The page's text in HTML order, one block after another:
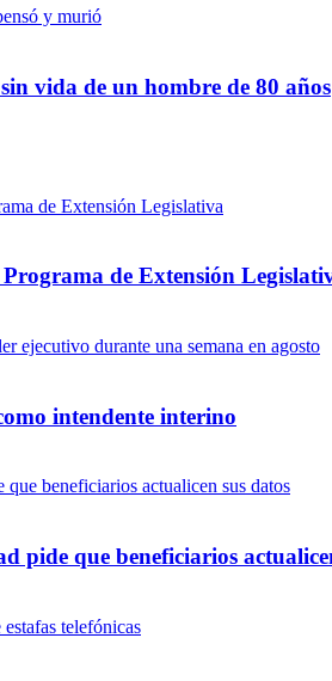
vida de un hombre de 80 años
de Extensión
intendente interino
pide que beneficiarios